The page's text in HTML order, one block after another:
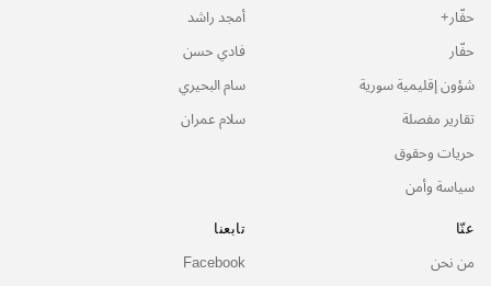
حفّار+
حفّار
شؤون إقليمية سورية
تقارير مفصلة
حريات وحقوق
سياسة وأمن
أمجد راشد
فادي حسن
سام البحيري
سلام عمران
عنّا
من نحن
تابعنا
Facebook